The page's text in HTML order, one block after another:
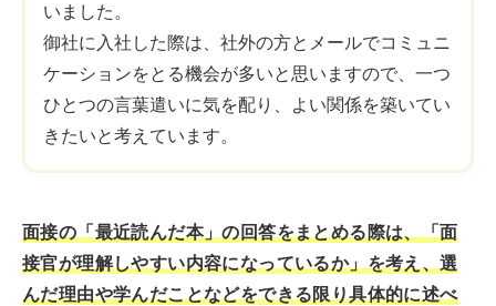
いました。
御社に入社した際は、社外の方とメールでコミュニ
ケーションをとる機会が多いと思いますので、一つ
ひとつの言葉遣いに気を配り、よい関係を築いてい
きたいと考えています。
面接の「最近読んだ本」の回答をまとめる際は、「面
接官が理解しやすい内容になっているか」を考え、選
んだ理由や学んだことなどをできる限り具体的に述べ